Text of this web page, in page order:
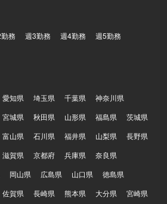
務 週3勤務 週4勤務 週5勤務
愛知県 埼玉県 千葉県
神奈川県
宮城県 秋田県 山形県 福島県
茨城県
富山県 石川県 福井県 山梨県
長野県
滋賀県 京都府 兵庫県
奈良県
岡山県 広島県 山口県
徳島県
佐賀県 長崎県 熊本県 大分県 宮崎県